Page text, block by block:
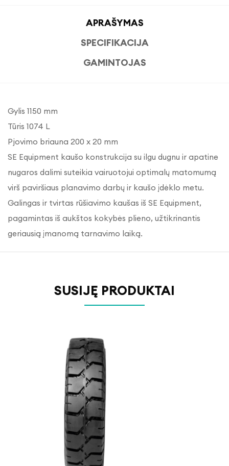
APRAŠYMAS
SPECIFIKACIJA
GAMINTOJAS
Gylis 1150 mm
Tūris 1074 L
Pjovimo briauna 200 x 20 mm
SE Equipment kaušo konstrukcija su ilgu dugnu ir apatine
nugaros dalimi suteikia vairuotojui optimalų matomumą
virš paviršiaus planavimo darbų ir kaušo įdėklo metu.
Galingas ir tvirtas rūšiavimo kaušas iš SE Equipment,
pagamintas iš aukštos kokybės plieno, užtikrinantis
geriausią įmanomą tarnavimo laiką.
SUSIJĘ PRODUKTAI